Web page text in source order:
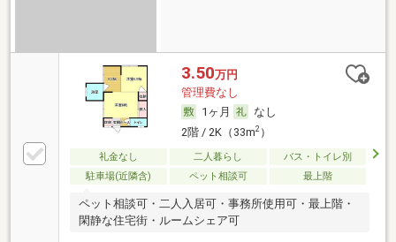
3.50万円
管理費なし
1ヶ月
なし
2階 / 2K（33m2）
礼金なし 二人暮らし
バス・トイレ別
駐車場(近隣含)
ペット相談可 最上階
ペット相談可・二人入居可・事務所使用可・最上階・
閑静な住宅街・ルームシェア可